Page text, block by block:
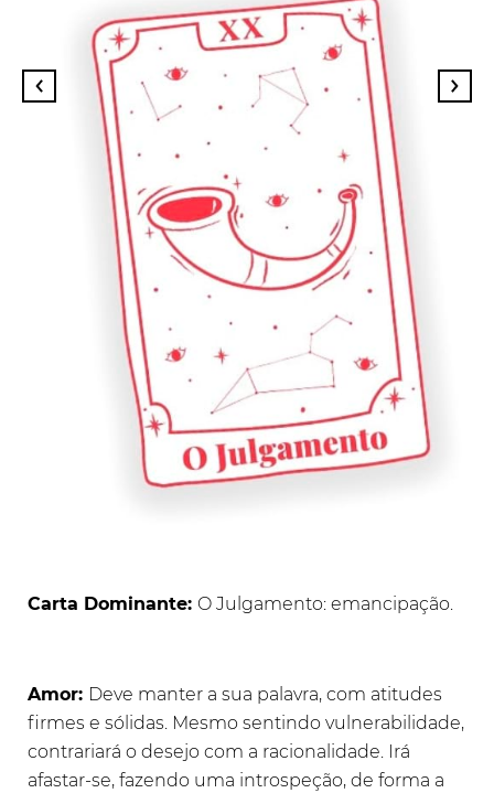
Carta Dominante: O Julgamento: emancipação.
Amor: Deve manter a sua palavra, com atitudes
firmes e sólidas. Mesmo sentindo vulnerabilidade,
contrariará o desejo com a racionalidade. Irá
afastar-se, fazendo uma introspeção, de forma a